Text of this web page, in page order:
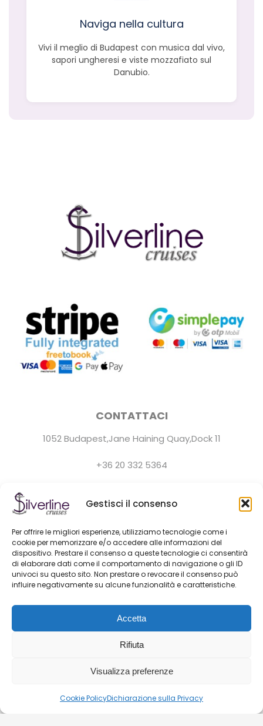
Gestisci il consenso
Per offrire le migliori esperienze, utilizziamo tecnologie come i
cookie per memorizzare e/o accedere alle informazioni del
dispositivo. Prestare il consenso a queste tecnologie ci consentirà
di elaborare dati come il comportamento di navigazione o gli ID
univoci su questo sito. Non prestare o revocare il consenso può
influire negativamente su alcune funzionalità e caratteristiche.
Accetta
Rifiuta
Visualizza preferenze
Cookie PolicyDichiarazione sulla Privacy
Naviga nella cultura
Vivi il meglio di Budapest con musica dal vivo,
sapori ungheresi e viste mozzafiato sul
Danubio.
CONTATTACI
1052 Budapest,Jane Haining Quay,Dock 11
+36 20 332 5364
Il servizio clienti è disponibile tutti i giorni dalle 9:0 alle
22:00.
hello@silver-line.hu
Noleggio barca privata
GENERAL CONTRACT TERMS EFFECTIVE FROM 11.03.2025
BLOG
CONTATTO